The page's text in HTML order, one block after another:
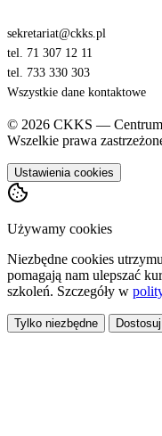
sekretariat@ckks.pl
tel. 71 307 12 11
tel. 733 330 303
Wszystkie dane kontaktowe
© 2026 CKKS — Centrum
Wszelkie prawa
Ustawienia cookies
Używamy cookies
Niezbędne cookies
pomagają nam ulepszać
szkoleń. Szczegóły w
Tylko niezbędne Dostosuj